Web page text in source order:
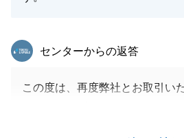
東急リバブル
センターからの返答
この度は、再度弊社とお取引い